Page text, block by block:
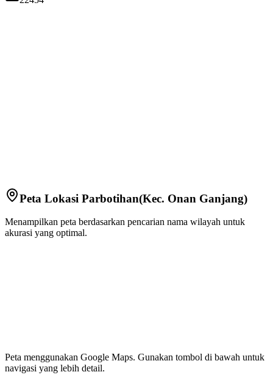
Peta Lokasi Parbotihan(Kec. Onan Ganjang)
Menampilkan peta berdasarkan pencarian nama wilayah untuk
akurasi yang optimal.
Peta menggunakan Google Maps. Gunakan tombol di bawah untuk
navigasi yang lebih detail.